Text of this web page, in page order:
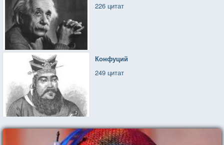
226 цитат
Конфуций
249 цитат